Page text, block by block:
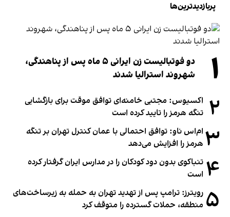
پربازدیدترین‌ها
۱
دو فوتبالیست زن ایرانی ۵ ماه پس از پناهندگی،
شهروند استرالیا شدند
۲ اکسیوس: مجتبی خامنه‌ای توافق موقت برای بازگشایی
تنگه هرمز را تایید کرده است
۳ ام‌اس ناو: توافق احتمالی با عمان کنترل تهران بر تنگه
هرمز را افزایش می‌دهد
۴ تنباکوی بدون دود کودکان را در مدارس ایران گرفتار کرده
است
۵ رویترز: ترامپ پس از تهدید تهران به حمله به زیرساخت‌های
منطقه، حملات گسترده را متوقف کرد